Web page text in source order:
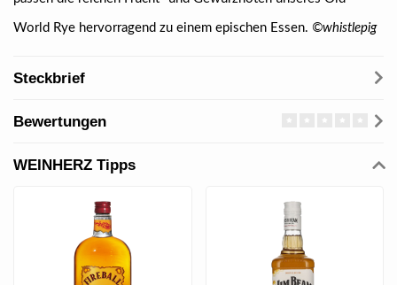
World Rye hervorragend zu einem epischen Essen. ©whistlepig
Steckbrief
Bewertungen
WEINHERZ Tipps